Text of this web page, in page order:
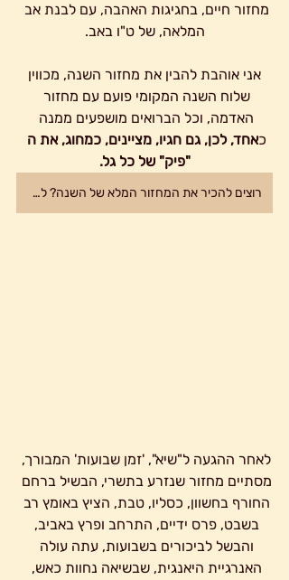
מחזור חיים, בחגיגות האהבה, עם לבנת אב
המלאה, של ט"ו באב.
אני אוהבת להבין את מחזור השנה, מכווין
שלוח השנה המקומי פועם עם מחזור
האדמה, וכל הברואים מושפעים ממנה
כאחד, לכן, גם חגיו, מציינים, כמחוג, את ה
"פיק" של כל גל.
רוצים להכיר את המחזור המלא של השנה? למאמר המתומצת, הקישו כאן
לאחר ההגעה ל"שיא", 'זמן שבועות' המבורך,
מסתיים מחזור שנזרע בתשרי, הבשיל ברחם
החורף בחשוון, כסליו, טבת, הציץ באומץ רב
בשבט, פרס ידיים, התרחב ופרץ באביב,
והבשל לביכורים בשבועות, עתה עולה
האנרגיית היאנגית, שבשיאה נחוות כאש,